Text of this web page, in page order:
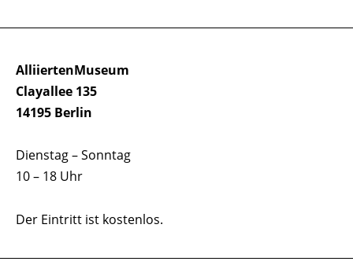
AlliiertenMuseum
Clayallee 135
14195 Berlin
Dienstag – Sonntag
10 – 18 Uhr
Der Eintritt ist kostenlos.